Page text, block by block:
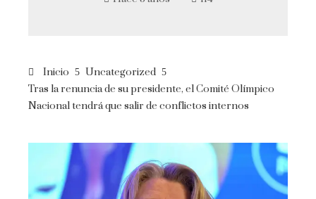
Inicio
Uncategorized
Tras la renuncia de su presidente, el Comité Olímpico
Nacional tendrá que salir de conflictos internos